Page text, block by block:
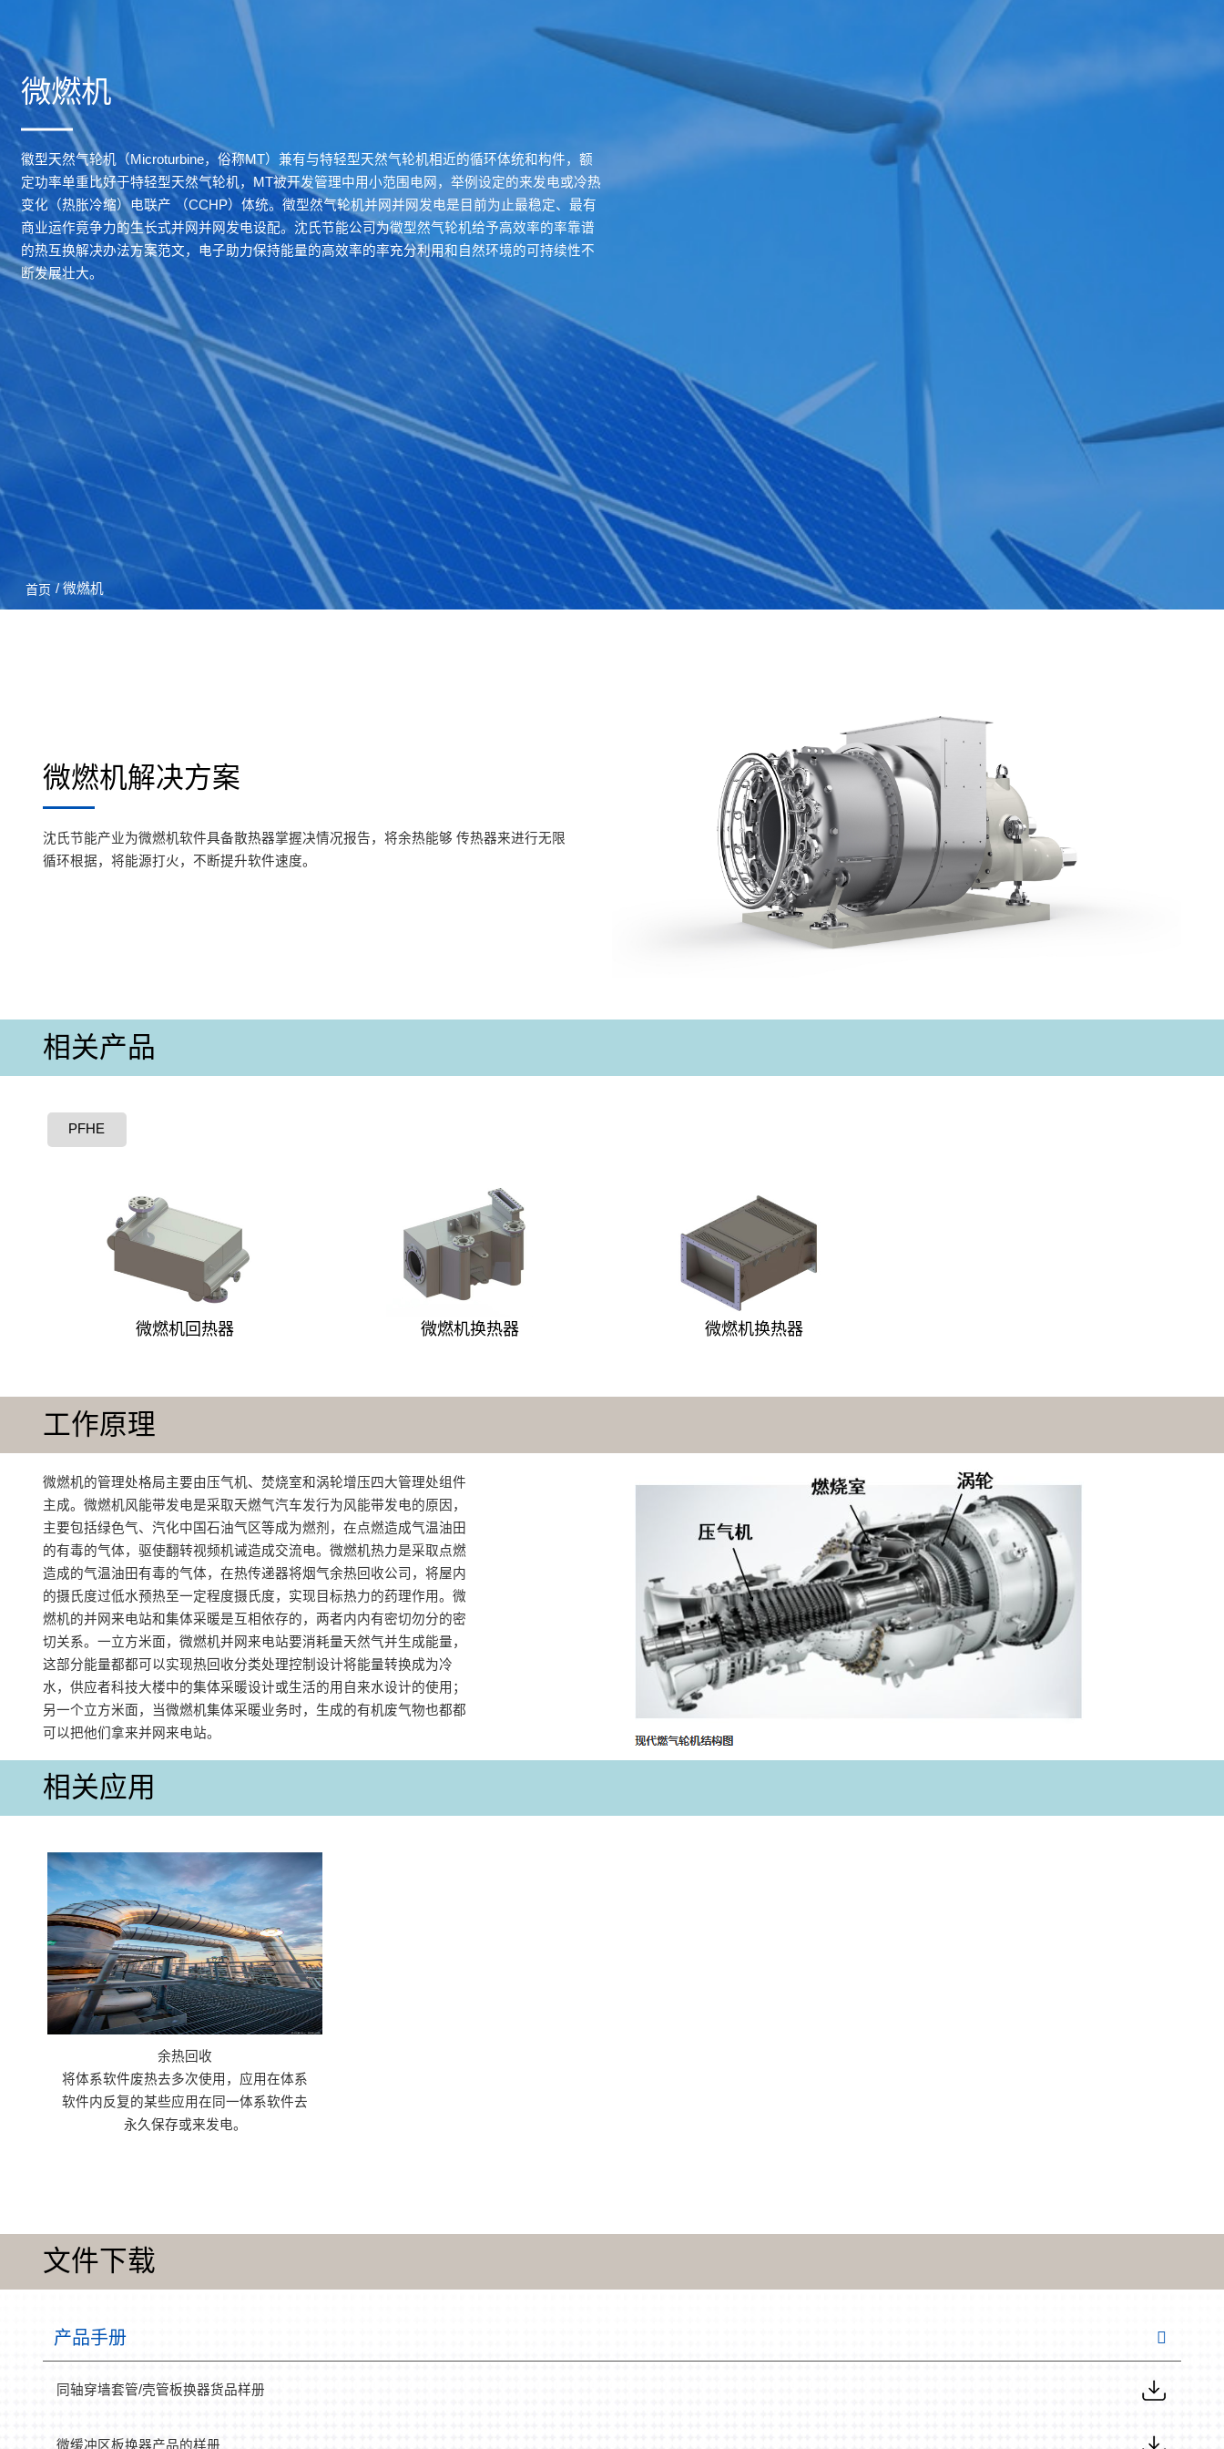
微燃机
徽型天然气轮机（Microturbine，俗称MT）兼有与特轻型天然气轮机相近的循环体统和构件，额
定功率单重比好于特轻型天然气轮机，MT被开发管理中用小范围电网，举例设定的来发电或冷热
变化（热胀冷缩）电联产 （CCHP）体统。徵型然气轮机并网并网发电是目前为止最稳定、最有
商业运作竟争力的生长式并网并网发电设配。沈氏节能公司为徵型然气轮机给予高效率的率靠谱
的热互换解决办法方案范文，电子助力保持能量的高效率的率充分利用和自然环境的可持续性不
断发展壮大。
首页 / 微燃机
微燃机解决方案
沈氏节能产业为微燃机软件具备散热器掌握决情况报告，将余热能够 传热器来进行无限
循环根据，将能源打火，不断提升软件速度。
相关产品
PFHE
微燃机回热器 微燃机换热器 微燃机换热器
工作原理
微燃机的管理处格局主要由压气机、焚烧室和涡轮增压四大管理处组件
主成‌。微燃机风能带发电是采取天燃气汽车发行为风能带发电的原因，
主要包括绿色气、汽化中国石油气区等成为燃剂，在点燃造成气温油田
的有毒的气体，驱使翻转视频机诫造成交流电。微燃机热力是采取点燃
造成的气温油田有毒的气体，在热传递器将烟气余热回收公司，将屋内
的摄氏度过低水预热至一定程度摄氏度，实现目标热力的药理作用。微
燃机的并网来电站和集体采暖是互相依存的，两者内内有密切勿分的密
切关系。一立方米面，微燃机并网来电站要消耗量天然气并生成能量，
这部分能量都都可以实现热回收分类处理控制设计将能量转换成为冷
水，供应者科技大楼中的集体采暖设计或生活的用自来水设计的使用；
另一个立方米面，当微燃机集体采暖业务时，生成的有机废气物也都都
可以把他们拿来并网来电站。
相关应用
余热回收
将体系软件废热去多次使用，应用在体系
软件内反复的某些应用在同一体系软件去
永久保存或来发电。
文件下载
产品手册
同轴穿墙套管/壳管板换器货品样册
微缓冲区板换器产品的样册